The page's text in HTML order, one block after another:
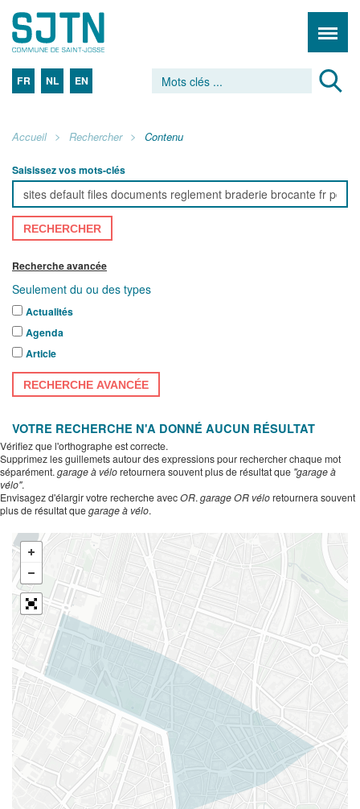
FR NL EN
Accueil Rechercher Contenu
Saisissez vos mots-clés
RECHERCHER
Recherche avancée
Seulement du ou des types
Actualités
Agenda
Article
RECHERCHE AVANCÉE
VOTRE RECHERCHE N'A DONNÉ AUCUN RÉSULTAT
Vérifiez que l'orthographe est correcte.
Supprimez les guillemets autour des expressions pour rechercher chaque mot
séparément. garage à véloretournera souvent plus de résultat que "garage à
vélo".
Envisagez d'élargir votre recherche avecOR. garage OR véloretournera souvent
plus de résultat quegarage à vélo.